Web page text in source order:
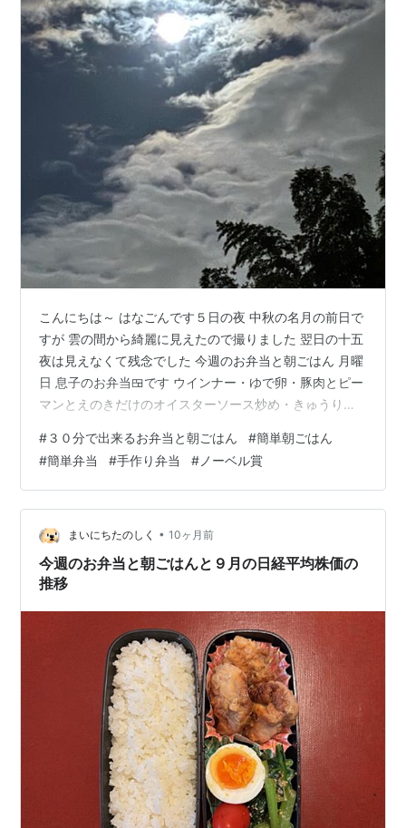
こんにちは～ はなごんです５日の夜 中秋の名月の前日で
すが 雲の間から綺麗に見えたので撮りました 翌日の十五
夜は見えなくて残念でした 今週のお弁当と朝ごはん 月曜
日 息子のお弁当🍱です ウインナー・ゆで卵・豚肉とピー
マンとえのきだけのオイスターソース炒め・きゅうりと
ン・オクラスープ・野菜ジュース・手作りヨーグルトに
ハチミツとキーウィ・コーヒー 坂口志文教授がノーベル
賞の生理学医学賞に決まりましたね 日本人として誇らし
いですね 病気の方々の励みや希望になることでしょう！
www.nikkei.com 火曜日 お弁当🍱です 唐揚げ・ゆで卵・
サラ…
#３０分で出来るお弁当と朝ごはん #簡単朝ごはん
#簡単弁当 #手作り弁当 # ノーベル賞
まいにちたのしく • 10ヶ月前
今週のお弁当と朝ごはんと９月の日経平均株価の
推移